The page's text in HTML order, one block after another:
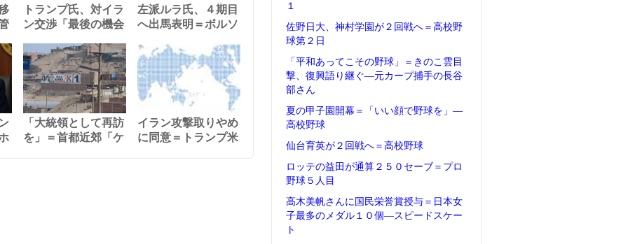
トランプ氏、対イラ
ン交渉「最後の機会
左派ルラ氏、４期目
へ出馬表明＝ボルソ
「大統領として再訪
を」＝首都近郊「ケ
イラン攻撃取りやめ
に同意＝トランプ米
１
佐野日大、神村学園が２回戦へ＝高校野
球第２日
「平和あってこその野球」＝きのこ雲目
撃、復興語り継ぐ―元カープ捕手の長谷
部さん
夏の甲子園開幕＝「いい顔で野球を」―
高校野球
仙台育英が２回戦へ＝高校野球
ロッテの益田が通算２５０セーブ＝プロ
野球５人目
高木美帆さんに国民栄誉賞授与＝日本女
子最多のメダル１０個―スピードスケー
ト